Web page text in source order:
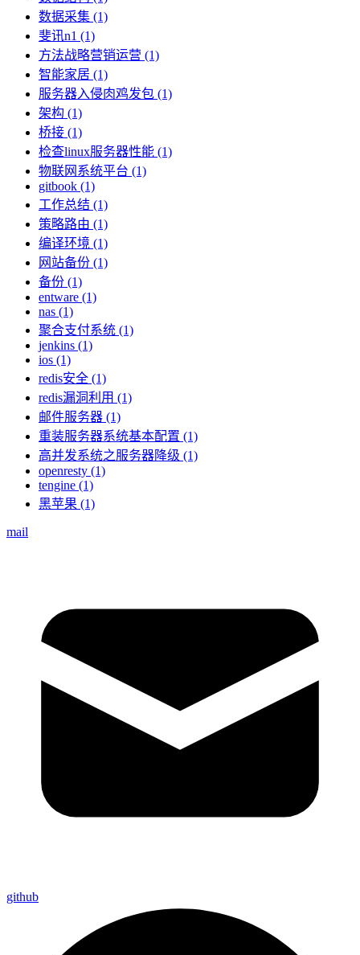
数据采集 (1)
斐讯n1 (1)
方法战略营销运营 (1)
智能家居 (1)
服务器入侵肉鸡发包 (1)
架构 (1)
桥接 (1)
检查linux服务器性能 (1)
物联网系统平台 (1)
gitbook (1)
工作总结 (1)
策略路由 (1)
编译环境 (1)
网站备份 (1)
备份 (1)
entware (1)
nas (1)
聚合支付系统 (1)
jenkins (1)
ios (1)
redis安全 (1)
redis漏洞利用 (1)
邮件服务器 (1)
重装服务器系统基本配置 (1)
高并发系统之服务器降级 (1)
openresty (1)
tengine (1)
黑苹果 (1)
mail
github